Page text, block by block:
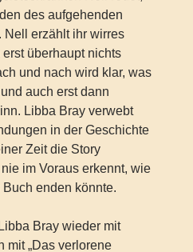
des aufgehenden
Nell erzählt ihr wirres
überhaupt nichts
und nach wird klar, was
auch erst dann
Libba Bray verwebt
in der Geschichte
Zeit die Story
im Voraus erkennt, wie
enden könnte.
Bray wieder mit
mit „Das verlorene